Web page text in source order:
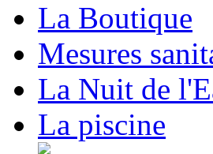
La Boutique
Mesures
La Nuit de
La piscine